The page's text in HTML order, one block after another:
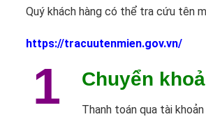
Quý khách hàng có thể tra cứu tên
https://tracuutenmien.gov.vn/
1 Chuyển
Thanh toán qua tài